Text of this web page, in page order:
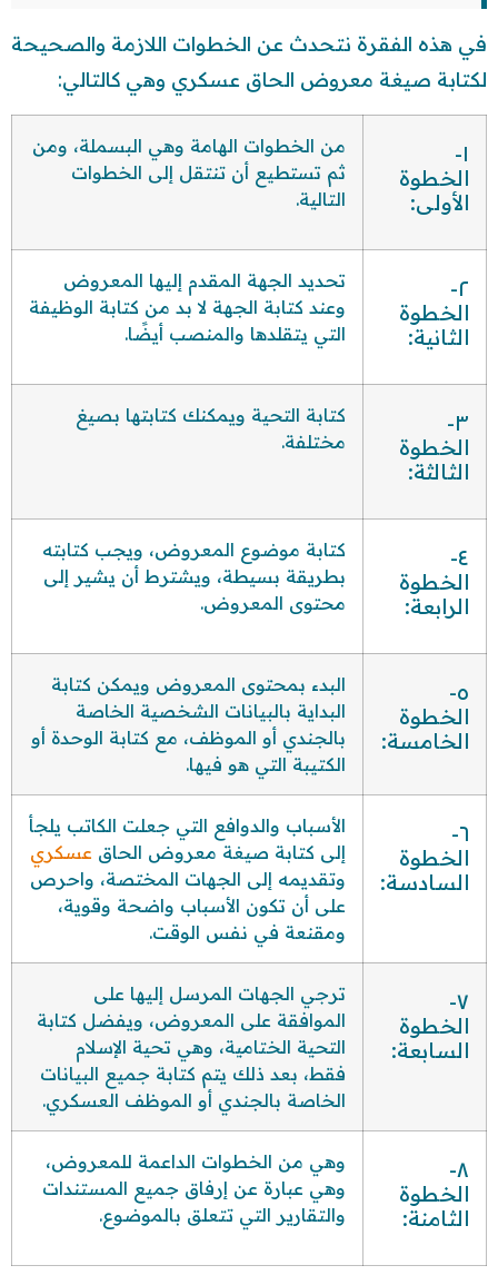
في هذه الفقرة نتحدث عن الخطوات اللازمة والصحيحة
لكتابة صيغة معروض الحاق عسكري وهي كالتالي:
١-
الخطوة
الأولى:
من الخطوات الهامة وهي البسملة، ومن
ثم تستطيع أن تنتقل إلى الخطوات
التالية.
٢-
الخطوة
الثانية:
تحديد الجهة المقدم إليها المعروض
وعند كتابة الجهة لا بد من كتابة الوظيفة
التي يتقلدها والمنصب أيضًا.
٣-
الخطوة
الثالثة:
كتابة التحية ويمكنك كتابتها بصيغ
مختلفة.
٤-
الخطوة
الرابعة:
كتابة موضوع المعروض، ويجب كتابته
بطريقة بسيطة، ويشترط أن يشير إلى
محتوى المعروض.
٥-
الخطوة
الخامسة:
البدء بمحتوى المعروض ويمكن كتابة
البداية بالبيانات الشخصية الخاصة
بالجندي أو الموظف، مع كتابة الوحدة أو
الكتيبة التي هو فيها.
٦-
الخطوة
السادسة:
الأسباب والدوافع التي جعلت الكاتب يلجأ
إلى كتابة صيغة معروض الحاق عسكري
وتقديمه إلى الجهات المختصة، واحرص
على أن تكون الأسباب واضحة وقوية،
ومقنعة في نفس الوقت.
٧-
الخطوة
السابعة:
ترجي الجهات المرسل إليها على
الموافقة على المعروض، ويفضل كتابة
التحية الختامية، وهي تحية الإسلام
فقط، بعد ذلك يتم كتابة جميع البيانات
الخاصة بالجندي أو الموظف العسكري.
٨-
الخطوة
الثامنة:
وهي من الخطوات الداعمة للمعروض،
وهي عبارة عن إرفاق جميع المستندات
والتقارير التي تتعلق بالموضوع.